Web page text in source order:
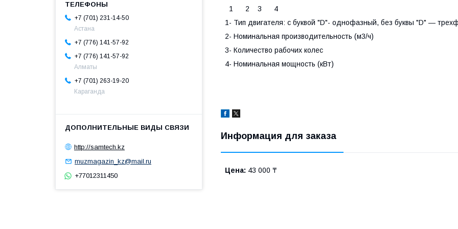
1 2 3 4
1- Тип двигателя: с буквой "D"- однофазный, без буквы "D" ―
2- Номинальная производительность (м3/ч)
3- Количество рабочих колес
4- Номинальная мощность (кВт)
Информация для заказа
Цена: 43 000 ₸
+7 (701) 231-14-50
Астана
+7 (776) 141-57-92
+7 (776) 141-57-92
Алматы
+7 (701) 263-19-20
Караганда
http://samtech.kz
muzmagazin_kz@mail.ru
+77012311450